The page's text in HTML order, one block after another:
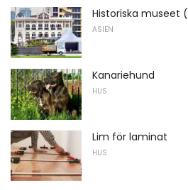
Historiska museet
ASIEN
Kanariehund
HUS
Lim för laminat
HUS